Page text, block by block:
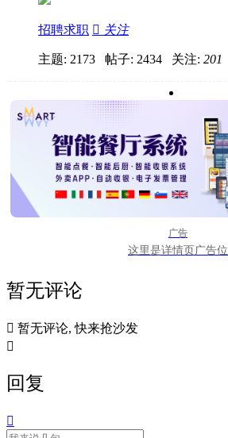
招聘求职  关注
主题: 2173 帖子: 2434 关注: 201
广告
这里是详情页广告位
暂无评论
 暂无评论, 快来抢沙发

回复
